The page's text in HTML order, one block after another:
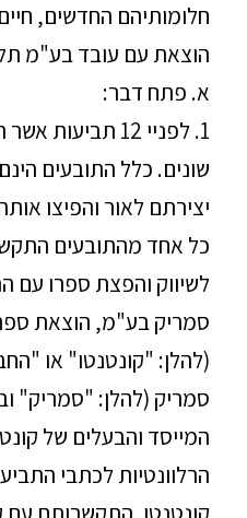
חלומותיהם החדשים,
הוצאת עם עובד בע"מ תל
א. פתח דבר:
1. לפניי 12
שונים. כלל התובעים
יצירתם לאור והפיצו
כל אחד מהתובעים
סמריק בע"מ, הוצאת
סמריק (להלן: "סמריק"
המייסד והבעלים של
הרלוונטיות לכתבי